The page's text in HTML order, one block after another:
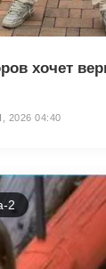
хочет
2026 04:40
2